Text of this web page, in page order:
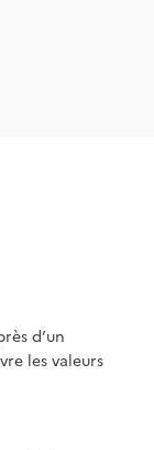
d’un
les valeurs